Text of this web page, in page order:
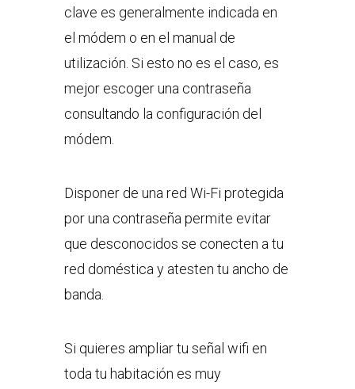
clave es generalmente indicada en
el módem o en el manual de
utilización. Si esto no es el caso, es
mejor escoger una contraseña
consultando la configuración del
módem.
Disponer de una red Wi-Fi protegida
por una contraseña permite evitar
que desconocidos se conecten a tu
red doméstica y atesten tu ancho de
banda.
Si quieres ampliar tu señal wifi en
toda tu habitación es muy